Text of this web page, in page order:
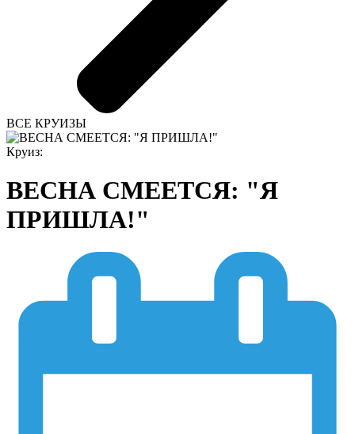
ВСЕ КРУИЗЫ
Круиз:
ВЕСНА СМЕЕТСЯ: "Я
ПРИШЛА!"